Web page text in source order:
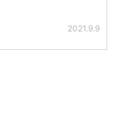
2021.9.9